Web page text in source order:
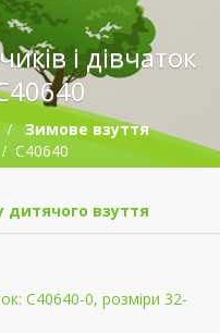
і дівчаток
Зимове взуття
C40640
дитячого взуття